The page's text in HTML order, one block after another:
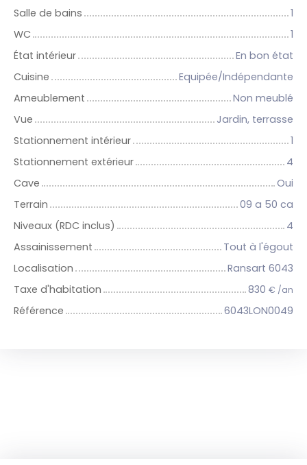
Salle de bains
1
WC
1
État intérieur
En bon état
Cuisine
Equipée/Indépendante
Ameublement
Non meublé
Vue
Jardin, terrasse
Stationnement intérieur
1
Stationnement extérieur
4
Cave
Oui
Terrain
09 a 50 ca
Niveaux (RDC inclus)
4
Assainissement
Tout à l'égout
Localisation
Ransart 6043
Taxe d'habitation
830 € /an
Référence 6043LON0049